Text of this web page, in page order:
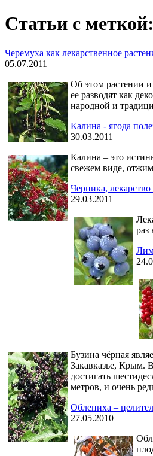
Статьи с
Черемуха как лекарственное
05.07.2011
Об этом растении и
ее разводят как
народной и
Калина - ягода
30.03.2011
Калина – это
свежем виде,
Черника, лекарство
29.03.2011
раз
Бузина чёрная
Закавказье, Крым.
достигать
метров, и очень
Облепиха –
27.05.2010